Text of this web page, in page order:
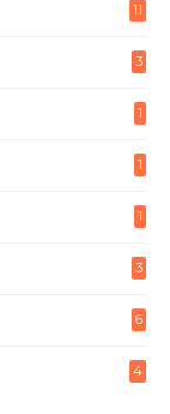
11
3
1
1
1
3
6
4